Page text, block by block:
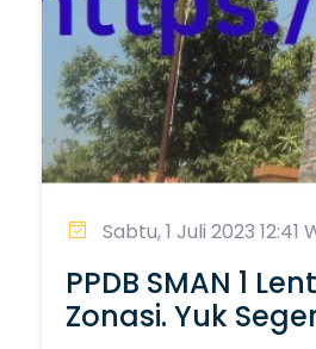
Sabtu, 1 Juli 2023 12:41
PPDB SMAN 1
Zonasi. Yuk